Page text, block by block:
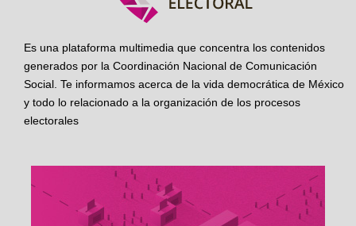
Es una plataforma multimedia que concentra los contenidos
generados por la Coordinación Nacional de Comunicación
Social. Te informamos acerca de la vida democrática de México
y todo lo relacionado a la organización de los procesos
electorales